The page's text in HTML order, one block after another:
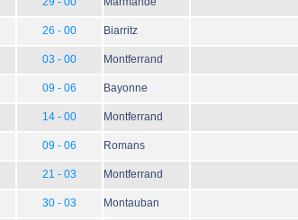
26 - 00 Biarritz
03 - 00 Montferrand
09 - 06 Bayonne
14 - 00 Montferrand
09 - 06 Romans
21 - 03 Montferrand
30 - 03 Montauban